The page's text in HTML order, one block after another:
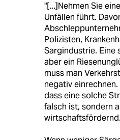
"[...]Nehmen Sie
Unfällen führt.
Polizisten,
Sargindustrie. Eine
aber ein
muss man
negativ
dass eine solche
falsch ist, sondern
wirtschaftsfördernd.